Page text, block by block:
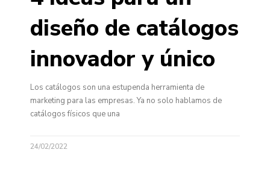
diseño de catálogos
innovador y único
Los catálogos son una estupenda herramienta de
marketing para las empresas. Ya no solo hablamos de
catálogos físicos que una
24/02/2022